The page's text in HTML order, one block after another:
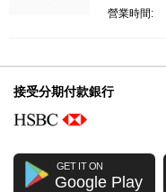
營業時間:
接受分期付款銀行
GET IT ON
Google Play